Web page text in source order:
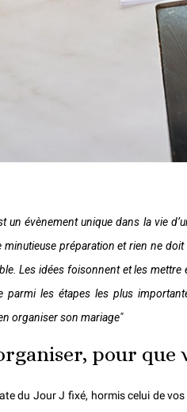
un évènement unique dans la vie
minutieuse préparation et rien ne
Les idées foisonnent et les
parmi les étapes les plus
organiser son mariage"
pour
du Jour J fixé, hormis celui de